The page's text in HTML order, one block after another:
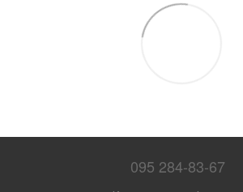
095 284-83-67